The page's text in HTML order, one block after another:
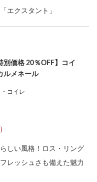
エクスタント」
別価格 20％OFF】コイ
ルメネール
コイレ
しい風格！ロス・リング
レッシュさも備えた魅力